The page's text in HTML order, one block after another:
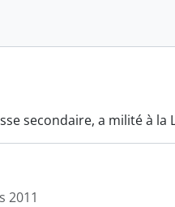
secondaire, a milité à la
2011